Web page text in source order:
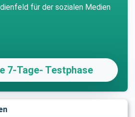
für der sozialen Medien
7-Tage- Testphase